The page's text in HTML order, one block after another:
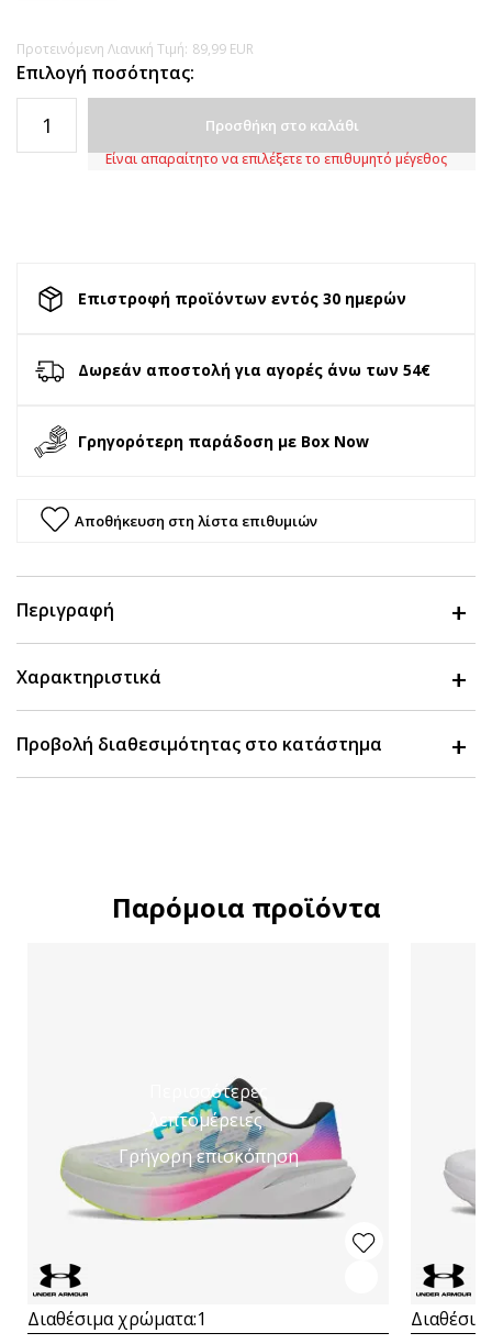
Προτεινόμενη Λιανική Τιμή: 89,99 EUR
Επιλογή ποσότητας:
Προσθήκη στο καλάθι
Είναι απαραίτητο να επιλέξετε το επιθυμητό μέγεθος
Επιστροφή προϊόντων εντός 30 ημερών
Δωρεάν αποστολή για αγορές άνω των 54€
Γρηγορότερη παράδοση με Box Now
Αποθήκευση στη λίστα επιθυμιών
Περιγραφή
Χαρακτηριστικά
Προβολή διαθεσιμότητας στο κατάστημα
Παρόμοια προϊόντα
Περισσότερες
λεπτομέρειες
Γρήγορη επισκόπηση
Διαθέσιμα χρώματα:1